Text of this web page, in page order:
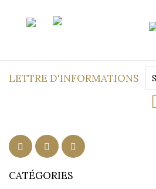
LETTRE D'INFORMATIONS
CATÉGORIES